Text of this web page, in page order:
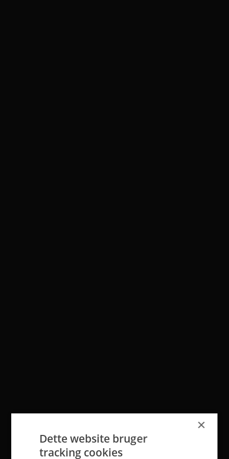
×
Dette website bruger
tracking cookies